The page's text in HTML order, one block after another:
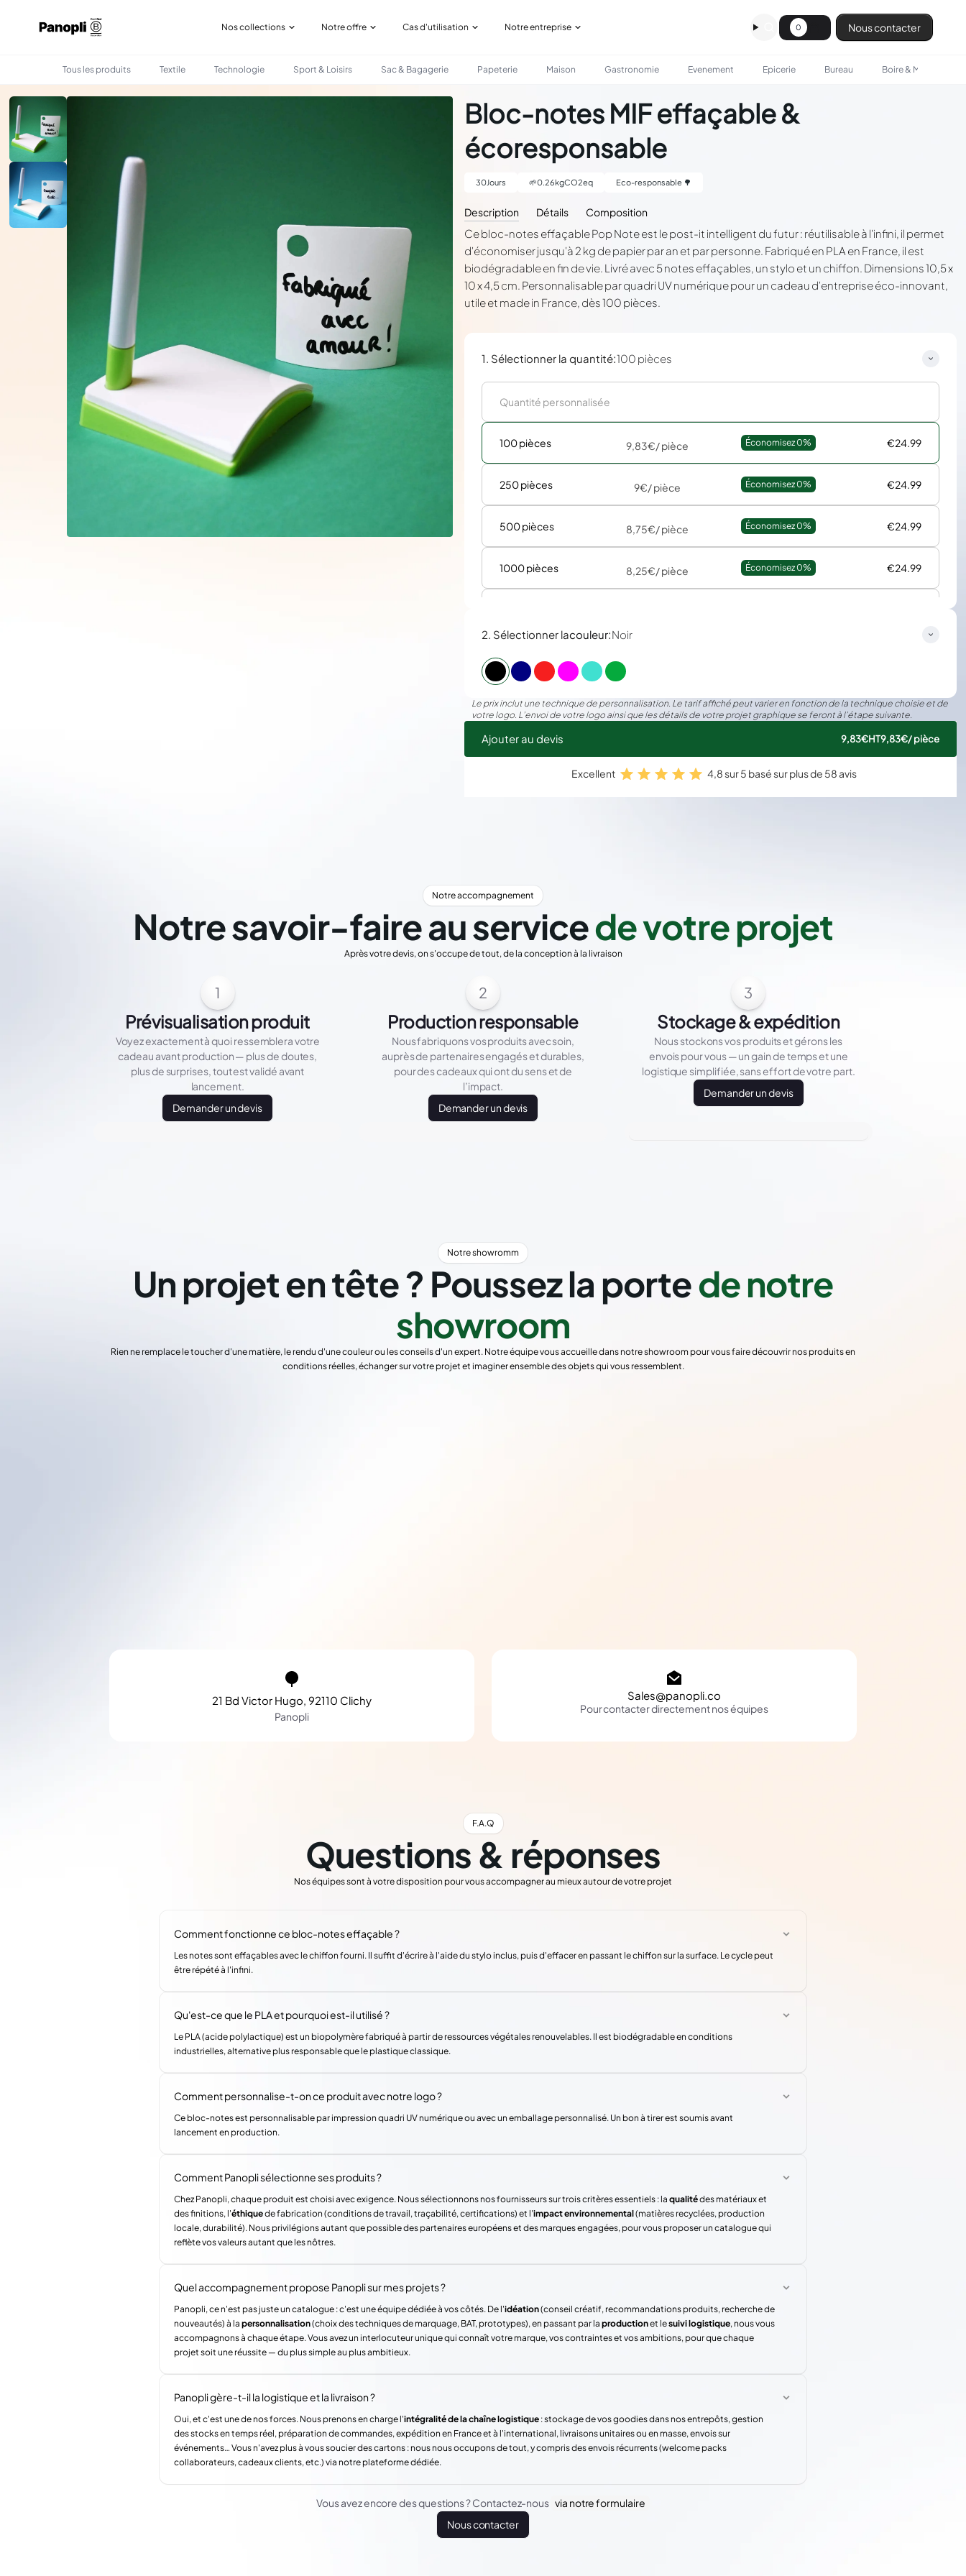
Nos collections Notre offre Cas d'utilisation Notre entreprise 0 Nous contacter
Tous les produits Textile Technologie Sport & Loisirs Sac & Bagagerie Papeterie Maison Gastronomie Evenement Epicerie Bureau Boire & Manger
PAPETERIE BLOC-NOTES MIF EFFAÇABLE & ÉCORESPONSABLE
Bloc-notes MIF effaçable &
écoresponsable
30Jours 🌱0.26kgCO2eq Eco-responsable 🌳
Description Détails Composition
Ce bloc-notes effaçable Pop Note est le post-it intelligent du futur : réutilisable à l'infini, il permet
d'économiser jusqu'à 2 kg de papier par an et par personne. Fabriqué en PLA en France, il est
biodégradable en fin de vie. Livré avec 5 notes effaçables, un stylo et un chiffon. Dimensions 10,5 x
10 x 4,5 cm. Personnalisable par quadri UV numérique pour un cadeau d'entreprise éco-innovant,
utile et made in France, dès 100 pièces.
1. Sélectionner la quantité:100 pièces
100 pièces 9,83€/ pièce Économisez 0% €24.99
250 pièces 9€/ pièce Économisez 0% €24.99
500 pièces 8,75€/ pièce Économisez 0% €24.99
1000 pièces 8,25€/ pièce Économisez 0% €24.99
2. Sélectionner lacouleur:Noir
Le prix inclut une technique de personnalisation. Le tarif affiché peut varier en fonction de la technique choisie et de
votre logo. L’envoi de votre logo ainsi que les détails de votre projet graphique se feront à l’étape suivante.
Ajouter au devis 9,83€HT9,83€/ pièce
Excellent 4,8 sur 5 basé sur plus de 58 avis
Notre accompagnement
Notre savoir-faire au servicede votre projet
Après votre devis, on s'occupe de tout, de la conception à la livraison
1
Prévisualisation produit
Voyez exactement à quoi ressemblera votre
cadeau avant production — plus de doutes,
plus de surprises, tout est validé avant
lancement.
Demander un devis
2
Production responsable
Nous fabriquons vos produits avec soin,
auprès de partenaires engagés et durables,
pour des cadeaux qui ont du sens et de
l’impact.
Demander un devis
3
Stockage & expédition
Nous stockons vos produits et gérons les
envois pour vous — un gain de temps et une
logistique simplifiée, sans effort de votre part.
Demander un devis
Notre showromm
Un projet en tête ? Poussez la portede notre
showroom
Rien ne remplace le toucher d'une matière, le rendu d'une couleur ou les conseils d'un expert. Notre équipe vous accueille dans notre showroom pour vous faire découvrir nos produits en
conditions réelles, échanger sur votre projet et imaginer ensemble des objets qui vous ressemblent.
21 Bd Victor Hugo, 92110 Clichy
Panopli
Sales@panopli.co
Pour contacter directement nos équipes
F.A.Q
Questions & réponses
Nos équipes sont à votre disposition pour vous accompagner au mieux autour de votre projet
Comment fonctionne ce bloc-notes effaçable ?
Les notes sont effaçables avec le chiffon fourni. Il suffit d'écrire à l'aide du stylo inclus, puis d'effacer en passant le chiffon sur la surface. Le cycle peut
être répété à l'infini.
Qu'est-ce que le PLA et pourquoi est-il utilisé ?
Le PLA (acide polylactique) est un biopolymère fabriqué à partir de ressources végétales renouvelables. Il est biodégradable en conditions
industrielles, alternative plus responsable que le plastique classique.
Comment personnalise-t-on ce produit avec notre logo ?
Ce bloc-notes est personnalisable par impression quadri UV numérique ou avec un emballage personnalisé. Un bon à tirer est soumis avant
lancement en production.
Comment Panopli sélectionne ses produits ?
Chez Panopli, chaque produit est choisi avec exigence. Nous sélectionnons nos fournisseurs sur trois critères essentiels : la qualitédes matériaux et
des finitions, l'éthiquede fabrication (conditions de travail, traçabilité, certifications) et l'impact environnemental(matières recyclées, production
locale, durabilité). Nous privilégions autant que possible des partenaires européens et des marques engagées, pour vous proposer un catalogue qui
reflète vos valeurs autant que les nôtres.
Quel accompagnement propose Panopli sur mes projets ?
Panopli, ce n'est pas juste un catalogue : c'est une équipe dédiée à vos côtés. De l'idéation(conseil créatif, recommandations produits, recherche de
nouveautés) à la personnalisation(choix des techniques de marquage, BAT, prototypes), en passant par la productionet lesuivi logistique, nous vous
accompagnons à chaque étape. Vous avez un interlocuteur unique qui connaît votre marque, vos contraintes et vos ambitions, pour que chaque
projet soit une réussite — du plus simple au plus ambitieux.
Panopli gère-t-il la logistique et la livraison ?
Oui, et c'est une de nos forces. Nous prenons en charge l'intégralité de la chaîne logistique : stockage de vos goodies dans nos entrepôts, gestion
des stocks en temps réel, préparation de commandes, expédition en France et à l'international, livraisons unitaires ou en masse, envois sur
événements… Vous n'avez plus à vous soucier des cartons : nous nous occupons de tout, y compris des envois récurrents (welcome packs
collaborateurs, cadeaux clients, etc.) via notre plateforme dédiée.
Vous avez encore des questions ? Contactez-nous via notre formulaire
Nous contacter